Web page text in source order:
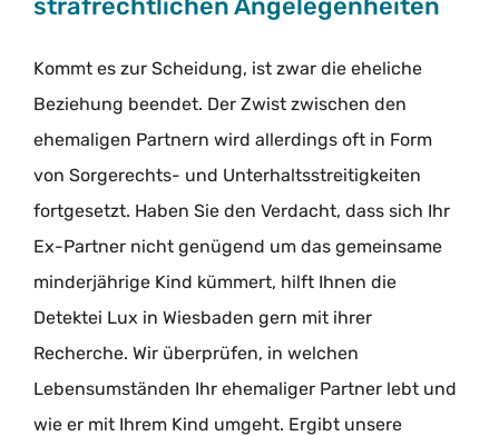
Kommt es zur Scheidung, ist zwar die eheliche
Beziehung beendet. Der Zwist zwischen den
ehemaligen Partnern wird allerdings oft in Form
von Sorgerechts- und Unterhaltsstreitigkeiten
fortgesetzt. Haben Sie den Verdacht, dass sich Ihr
Ex-Partner nicht genügend um das gemeinsame
minderjährige Kind kümmert, hilft Ihnen die
Detektei Lux in Wiesbaden gern mit ihrer
Recherche. Wir überprüfen, in welchen
Lebensumständen Ihr ehemaliger Partner lebt und
wie er mit Ihrem Kind umgeht. Ergibt unsere